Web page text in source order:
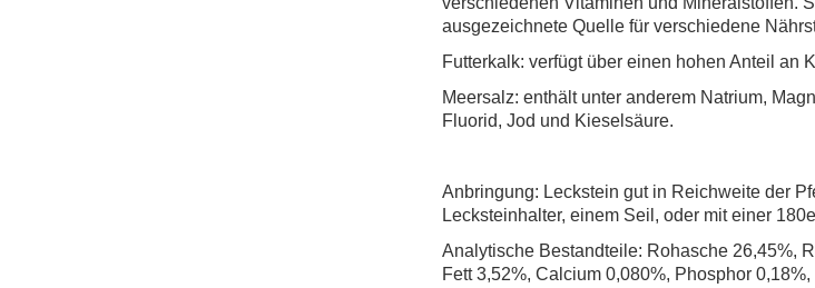
ausgezeichnete Quelle für verschiedene
Futterkalk: verfügt über einen hohen Anteil an
Meersalz: enthält unter anderem Natrium,
Fluorid, Jod und Kieselsäure.
Anbringung: Leckstein gut in Reichweite der
Lecksteinhalter, einem Seil, oder mit einer
Analytische Bestandteile: Rohasche 26,45%,
Fett 3,52%, Calcium 0,080%, Phosphor